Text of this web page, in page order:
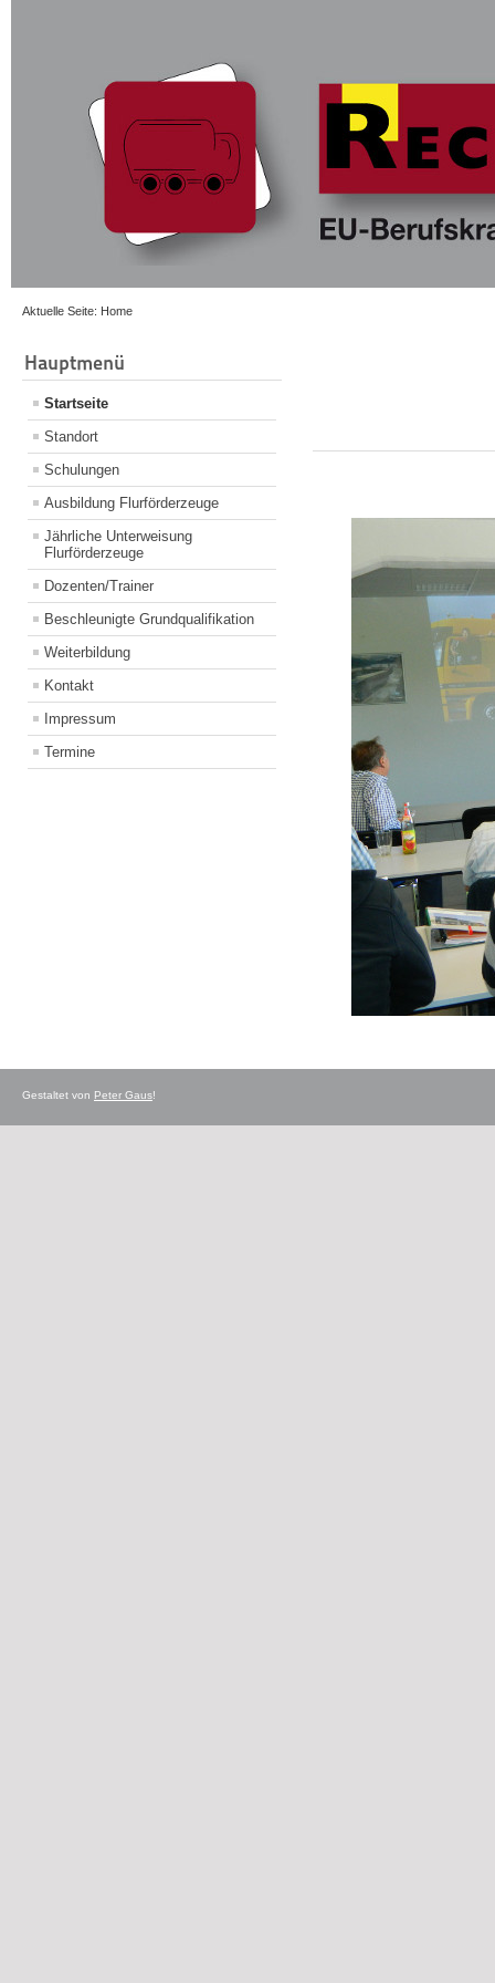
Aktuelle Seite: Home
Hauptmenü
Startseite
Standort
Schulungen
Ausbildung Flurförderzeuge
Jährliche Unterweisung
Flurförderzeuge
Dozenten/Trainer
Beschleunigte Grundqualifikation
Weiterbildung
Kontakt
Impressum
Termine
Gestaltet von Peter Gaus!